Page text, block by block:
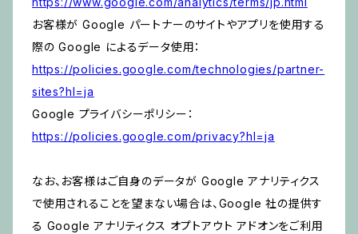
お客様が Google パートナーのサイトやアプリを使用する
際の Google によるデータ使用：
https://policies.google.com/technologies/partner-
sites?hl=ja
Google プライバシーポリシー：
https://policies.google.com/privacy?hl=ja
なお、お客様はご自身のデータが Google アナリティクス
で使用されることを望まない場合は、Google 社の提供す
る Google アナリティクス オプトアウト アドオンをご利用